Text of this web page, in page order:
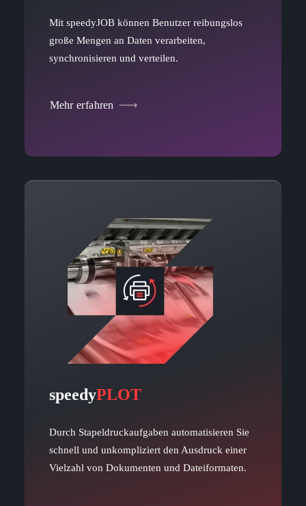
Mit speedyJOB können Benutzer reibungslos
große Mengen an Daten verarbeiten,
synchronisieren und verteilen.
Mehr erfahren
speedyPLOT
Durch Stapeldruckaufgaben automatisieren Sie
schnell und unkompliziert den Ausdruck einer
Vielzahl von Dokumenten und Dateiformaten.